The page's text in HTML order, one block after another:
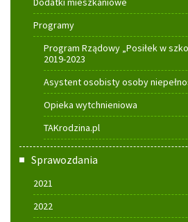
Programy
Program Rządowy „Posiłek w
2019-2023
Asystent osobisty osoby
Opieka wytchnieniowa
TAKrodzina.pl
Sprawozdania
2021
2022